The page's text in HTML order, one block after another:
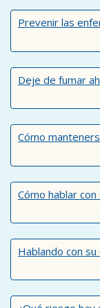
Prevenir las
Deje de fumar
Cómo
Cómo hablar
Hablando con